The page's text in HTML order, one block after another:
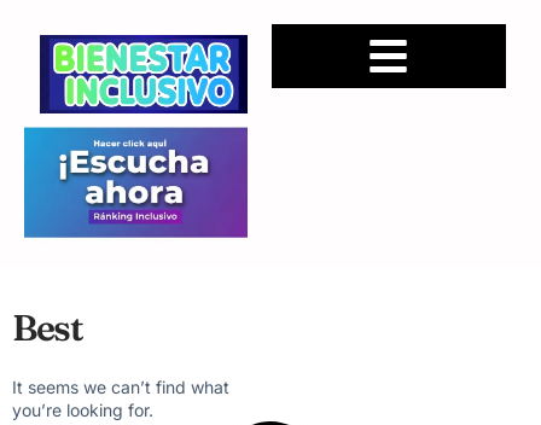
Best
It seems we can’t find what
you’re looking for.